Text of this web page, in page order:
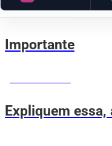
Importante
Expliquem essa,